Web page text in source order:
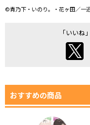
©青乃下・いのり。・花ヶ田／一
「いいね
おすすめの商品